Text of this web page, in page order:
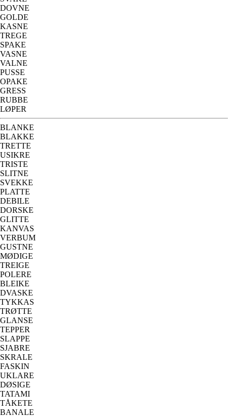
DOVNE
GOLDE
KASNE
TREGE
SPAKE
VASNE
VALNE
PUSSE
OPAKE
GRESS
RUBBE
LØPER
BLANKE
BLAKKE
TRETTE
USIKRE
TRISTE
SLITNE
SVEKKE
PLATTE
DEBILE
DORSKE
GLITTE
KANVAS
VERBUM
GUSTNE
MØDIGE
TREIGE
POLERE
BLEIKE
DVASKE
TYKKAS
TRØTTE
GLANSE
TEPPER
SLAPPE
SJABRE
SKRALE
FASKIN
UKLARE
DØSIGE
TATAMI
TÅKETE
BANALE